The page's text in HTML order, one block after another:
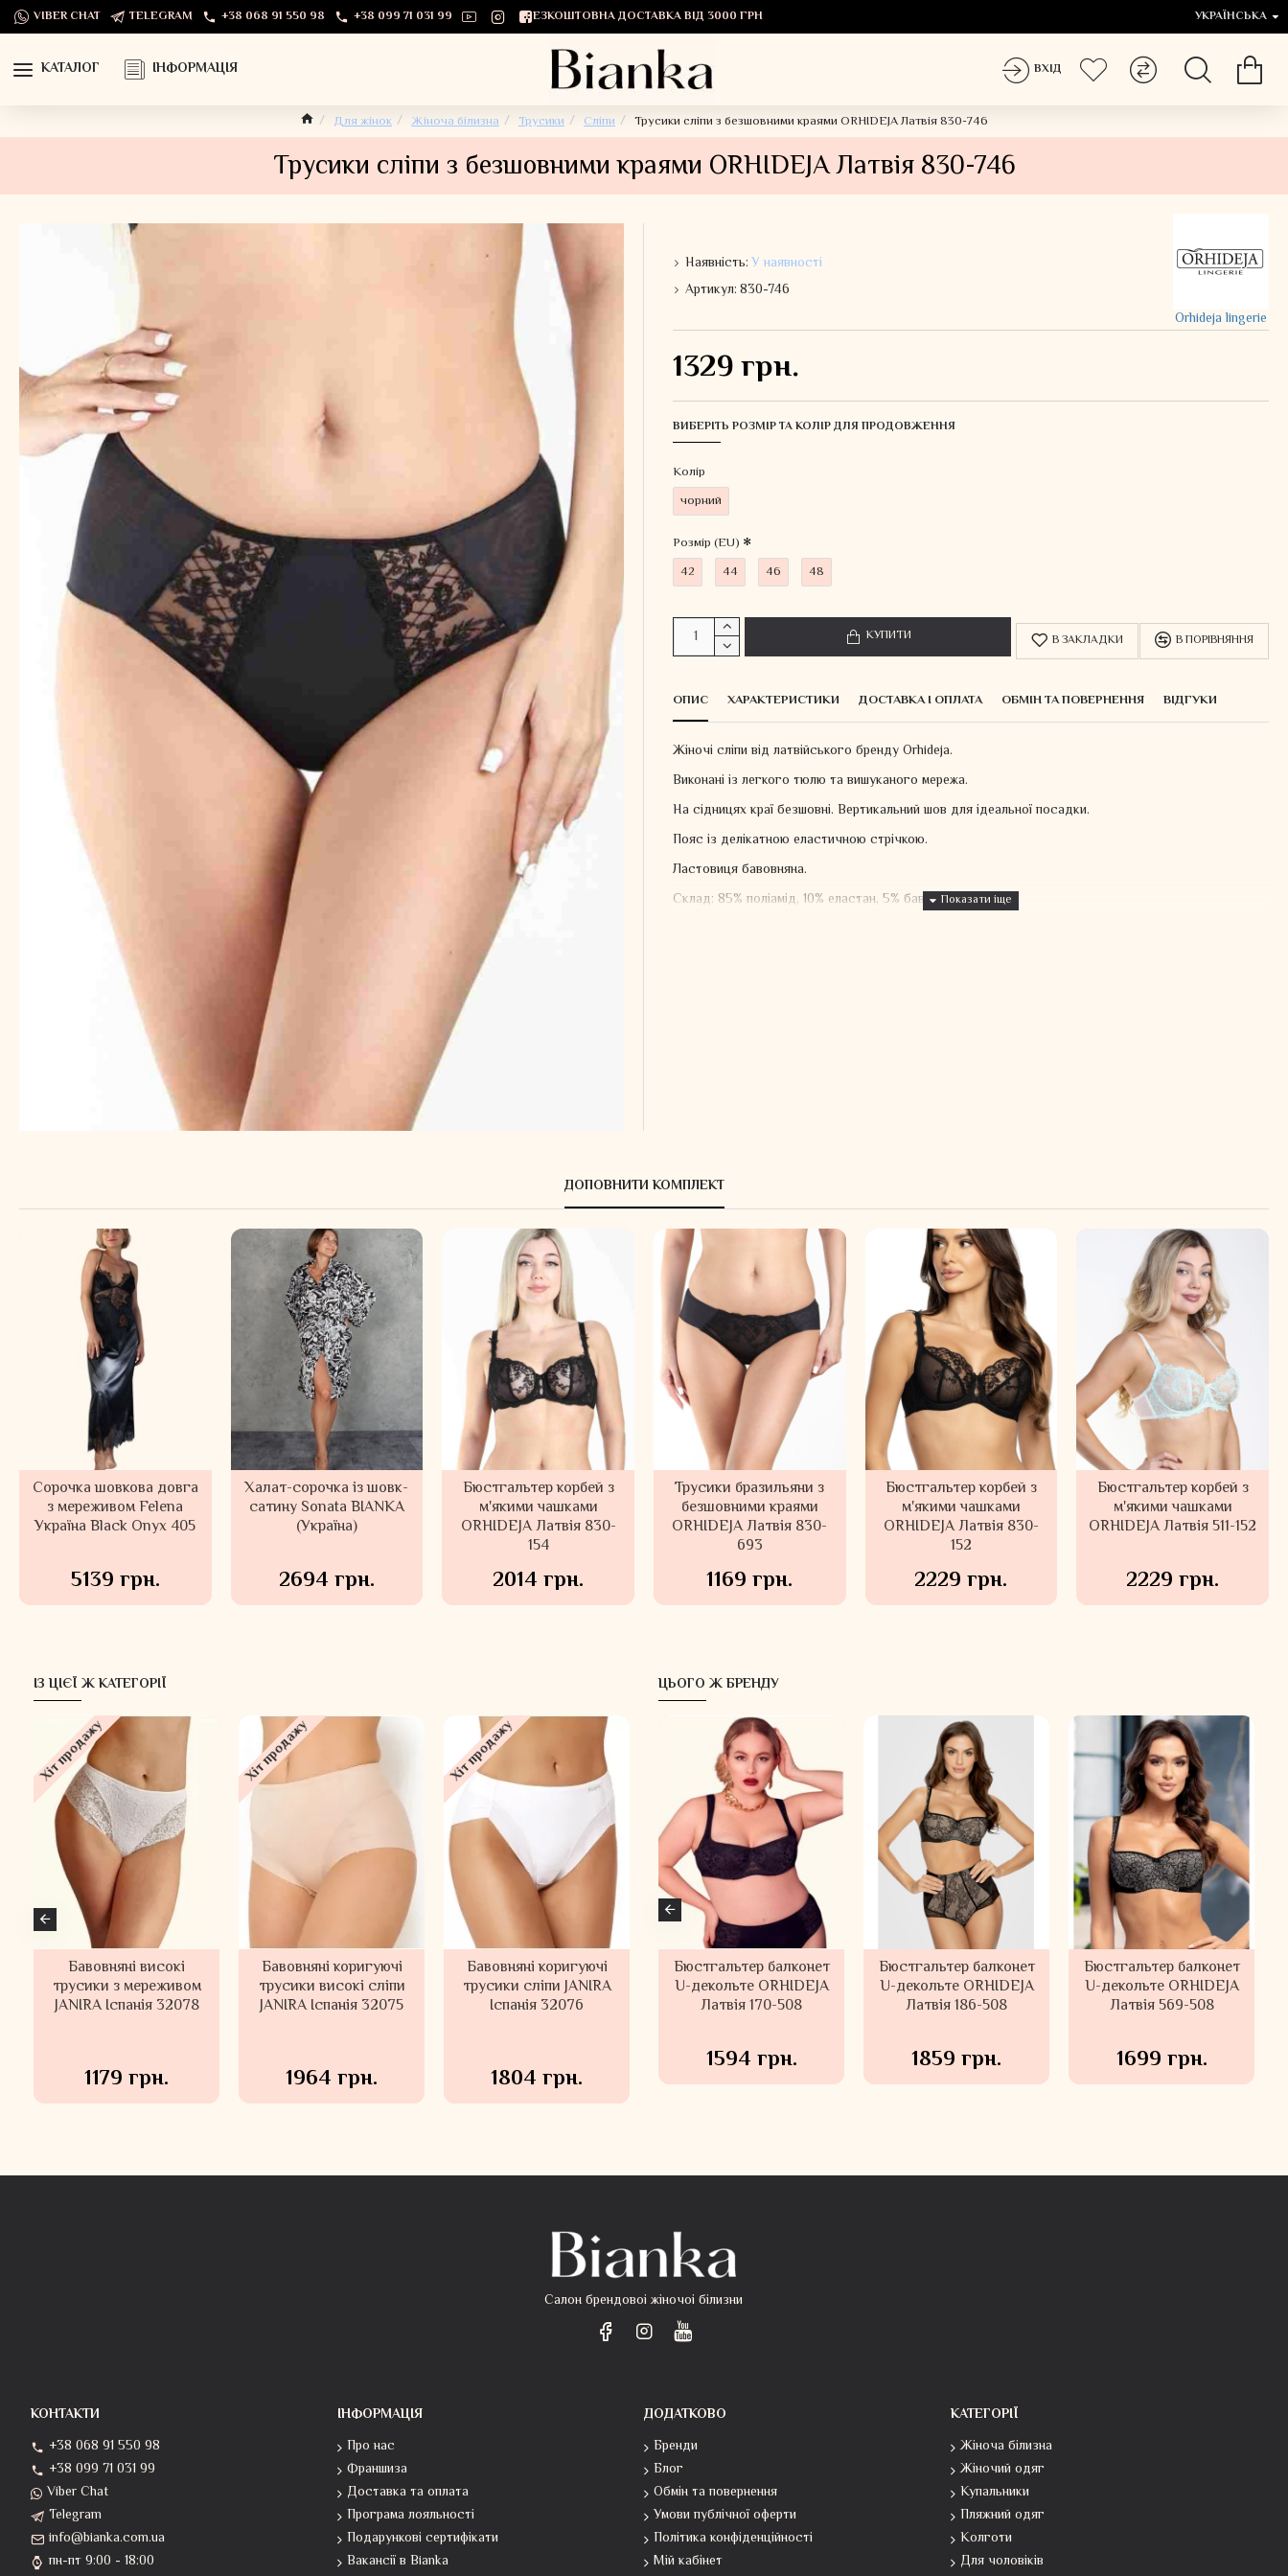
VIBER CHAT TELEGRAM +38 068 91 550 98 +38 099 71 031 99 БЕЗКОШТОВНА ДОСТАВКА ВІД 3000 ГРН УКРАЇНСЬКА
КАТАЛОГ ІНФОРМАЦІЯ ВХІД
Для жінок Жіноча білизна Трусики Сліпи Трусики сліпи з безшовними краями ORHIDEJA Латвія 830-746
Трусики сліпи з безшовними краями ORHIDEJA Латвія 830-746
Наявність:У наявності
Артикул:830-746
Orhideja lingerie
1329 грн.
ВИБЕРІТЬ РОЗМІР ТА КОЛІР ДЛЯ ПРОДОВЖЕННЯ
Колiр
чорний
Розмір (EU)
42
44 46 48
КУПИТИ В ЗАКЛАДКИ В ПОРІВНЯННЯ
ОПИС ХАРАКТЕРИСТИКИ ДОСТАВКА І ОПЛАТА ОБМІН ТА ПОВЕРНЕННЯ ВІДГУКИ
Жіночі сліпи від латвійського бренду Orhideja.
Виконані із легкого тюлю та вишуканого мережа.
На сідницях краї безшовні. Вертикальний шов для ідеальної посадки.
Пояс із делікатною еластичною стрічкою.
Ластовиця бавовняна.
Склад: 85% поліамід, 10% еластан, 5% бавовна
ДОПОВНИТИ КОМПЛЕКТ
Сорочка шовкова довга
з мереживом Felena
Україна Black Onyx 405
5139 грн.
Халат-сорочка із шовк-
сатину Sonata BIANKA
(Україна)
2694 грн.
Бюстгальтер корбей з
м'якими чашками
ORHIDEJA Латвія 830-
154
2014 грн.
Трусики бразильяни з
безшовними краями
ORHIDEJA Латвія 830-
693
1169 грн.
Бюстгальтер корбей з
м'якими чашками
ORHIDEJA Латвія 830-
152
2229 грн.
Бюстгальтер корбей з
м'якими чашками
ORHIDEJA Латвія 511-152
2229 грн.
ІЗ ЦІЄЇ Ж КАТЕГОРІЇ
Хіт продажу
Бавовняні високі
трусики з мереживом
JANIRA Іспанія 32078
1179 грн.
Хіт продажу
Бавовняні коригуючі
трусики високі сліпи
JANIRA Іспанія 32075
1964 грн.
Хіт продажу
Бавовняні коригуючі
трусики сліпи JANIRA
Іспанія 32076
1804 грн.
ЦЬОГО Ж БРЕНДУ
Боді корегуюче з
м'якою чашкою та
стрепами ORHIDEJA
Боді коригуюче з
чашками спейсер
ORHIDEJA Латвія 000-
Бралет з портупеєю
ORHIDEJA Латвія 889-
563
Бюстгальтер балконет
U-декольте ORHIDEJA
Латвія 170-508
1594 грн.
Бюстгальтер балконет
U-декольте ORHIDEJA
Латвія 186-508
1859 грн.
Бюстгальтер балконет
U-декольте ORHIDEJA
Латвія 569-508
1699 грн.
Салон брендовоі жіночоі білизни
КОНТАКТИ
+38 068 91 550 98
+38 099 71 031 99
Viber Chat
Telegram
info@bianka.com.ua
пн-пт 9:00 - 18:00
ІНФОРМАЦІЯ
Про нас
Франшиза
Доставка та оплата
Програма лояльності
Подарункові сертифікати
Вакансії в Bianka
ДОДАТКОВО
Бренди
Блог
Обмін та повернення
Умови публічної оферти
Політика конфіденційності
Мій кабінет
КАТЕГОРІЇ
Жіноча білизна
Жіночий одяг
Купальники
Пляжний одяг
Колготи
Для чоловіків